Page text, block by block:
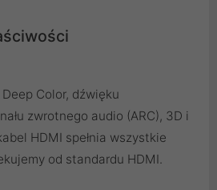
Color, dźwięku
zwrotnego audio (ARC), 3D i
HDMI spełnia wszystkie
od standardu HDMI.